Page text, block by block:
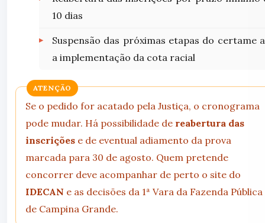
10 dias
Suspensão das próximas etapas do certame
a implementação da cota racial
ATENÇÃO
Se o pedido for acatado pela Justiça, o cronograma
pode mudar. Há possibilidade de reabertura das
inscrições e de eventual adiamento da prova
marcada para 30 de agosto. Quem pretende
concorrer deve acompanhar de perto o site do
IDECAN e as decisões da 1ª Vara da Fazenda Pública
de Campina Grande.